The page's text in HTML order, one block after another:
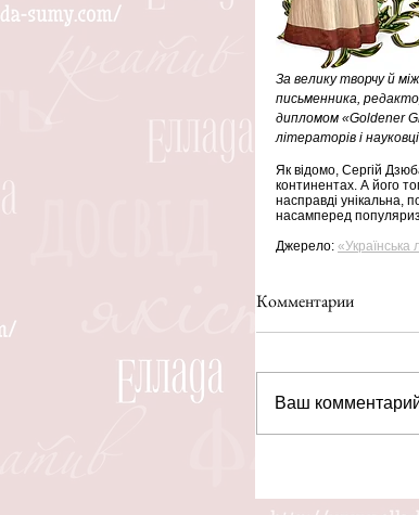
За велику творчу й
письменника,
дипломом «Goldener
літераторів і
Як відомо, Сергій
континентах. А його
насправді унікальна,
насамперед
Джерело: «Українська
Комментарии
Ваш